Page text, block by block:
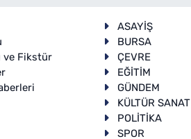
ve Fikstür
ASAYİŞ
BURSA
ÇEVRE
EĞİTİM
GÜNDEM
KÜLTÜR SANAT
POLİTİKA
SPOR